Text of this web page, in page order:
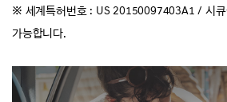
※ 세계특허번호 : US 20150097403A1 / 시큐
가능합니다.